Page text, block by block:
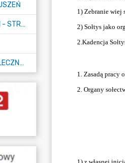
OGŁOSZENIE O KONSULTACJACH - STRATEGIA
OGŁOSZENIE KONSULTACJI SPOŁECZNYCH